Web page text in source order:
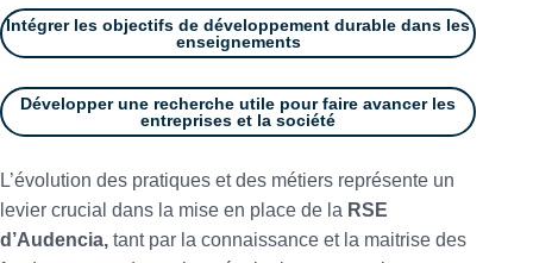
Intégrer les objectifs de développement durable dans les
enseignements
Développer une recherche utile pour faire avancer les
entreprises et la société
L’évolution des pratiques et des métiers représente un
levier crucial dans la mise en place de la RSE
d’Audencia, tant par la connaissance et la maitrise des